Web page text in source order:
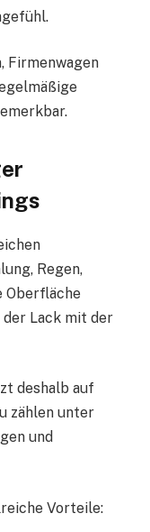
Firmenwagen
Regen,
Oberfläche
Lack mit der
deshalb auf
zählen unter
und
Vorteile: